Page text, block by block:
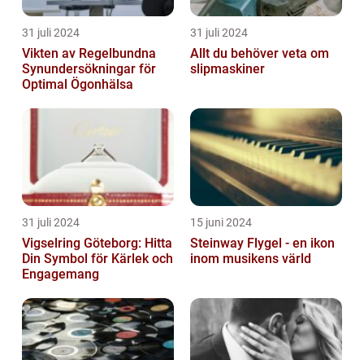
31 juli 2024
Vikten av Regelbundna
Synundersökningar för
Optimal Ögonhälsa
31 juli 2024
Allt du behöver veta om
slipmaskiner
31 juli 2024
Vigselring Göteborg: Hitta
Din Symbol för Kärlek och
Engagemang
15 juni 2024
Steinway Flygel - en ikon
inom musikens värld